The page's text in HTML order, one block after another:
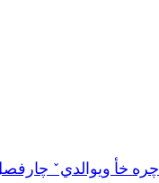
چره خأ ویوالديˇ